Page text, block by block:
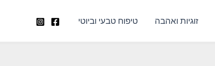
זוגיות ואהבה טיפוח טבעי וביוטי